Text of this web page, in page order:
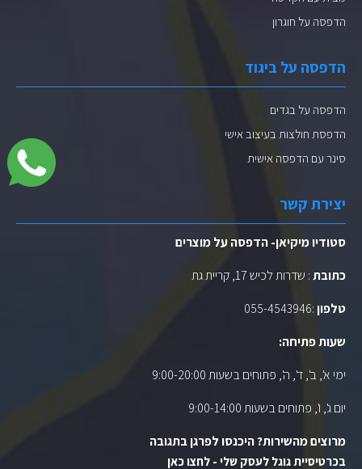
הדפסה על חוגרון
הדפסה על ביגוד
הדפסה על בגדים
הדפסת חולצות בעיצוב אישי
סינר עם הדפסה אישית
יצירת קשר
סטודיו מיקיאן- הדפסה על מוצרים
כתובת: שדרות לכיש 17, קריית גת
טלפון:
055-4543946
שעות פתיחה:
ימי א', ב', ד', ה', פתוחים בשעות 9:00-20:00
יום ג', ו', פתוחים בשעות 9:00-14:00
מרוצים מהשירות? היכנסו לפרגן בתגובה
בכרטיסיית גוגל לעסק שלי - לחצו כאן